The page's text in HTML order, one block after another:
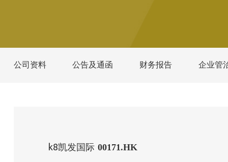
公司资料 公告及通函 财务报告 企业管
k8凯发国际 00171.HK